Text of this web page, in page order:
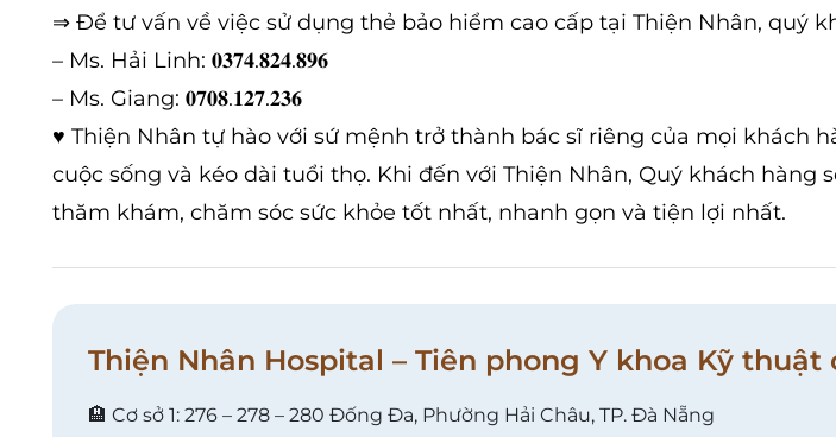
⇒ Để tư vấn về việc sử dụng thẻ bảo hiểm cao cấp tại Thiện Nhân, quý
– Ms. Hải Linh: 𝟎𝟑𝟕𝟒.𝟖𝟐𝟒.𝟖𝟗𝟔
– Ms. Giang: 𝟎𝟕𝟎𝟖.𝟏𝟐𝟕.𝟐𝟑𝟔
♥ Thiện Nhân tự hào với sứ mệnh trở thành bác sĩ riêng của mọi khách
cuộc sống và kéo dài tuổi thọ. Khi đến với Thiện Nhân, Quý khách hàng
thăm khám, chăm sóc sức khỏe tốt nhất, nhanh gọn và tiện lợi nhất.
Thiện Nhân Hospital – Tiên phong Y khoa Kỹ
🏨 Cơ sở 1: 276 – 278 – 280 Đống Đa, Phường Hải Châu, TP. Đà Nẵng